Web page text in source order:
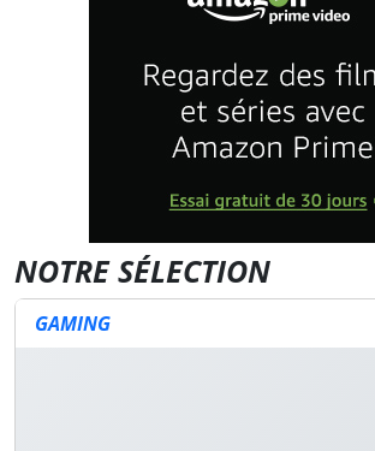
NOTRE SÉLECTION
GAMING